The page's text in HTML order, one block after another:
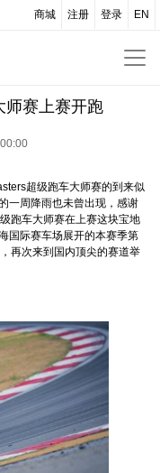
EN
登录
注册
商城
师赛上赛开跑
超级跑车大师赛的到来似
一周降雨也未曾出现，感谢
跑车大师赛在上赛这块宝地
国际赛车场展开的本赛季第
再次来到国内顶尖的赛道举